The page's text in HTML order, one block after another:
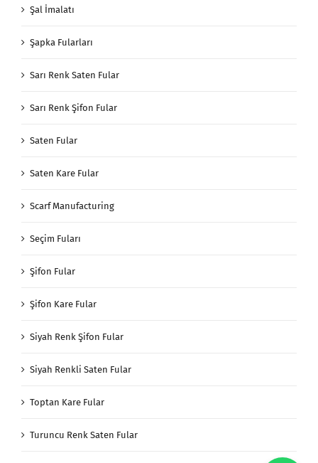
Şal İmalatı
Şapka Fularları
Sarı Renk Saten Fular
Sarı Renk Şifon Fular
Saten Fular
Saten Kare Fular
Scarf Manufacturing
Seçim Fuları
Şifon Fular
Şifon Kare Fular
Siyah Renk Şifon Fular
Siyah Renkli Saten Fular
Toptan Kare Fular
Turuncu Renk Saten Fular